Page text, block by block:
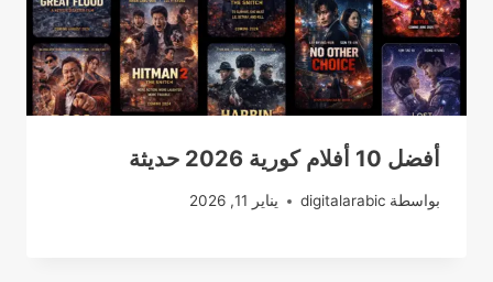
أفضل 10 أفلام كورية 2026 حديثة
بواسطة digitalarabic يناير 11, 2026